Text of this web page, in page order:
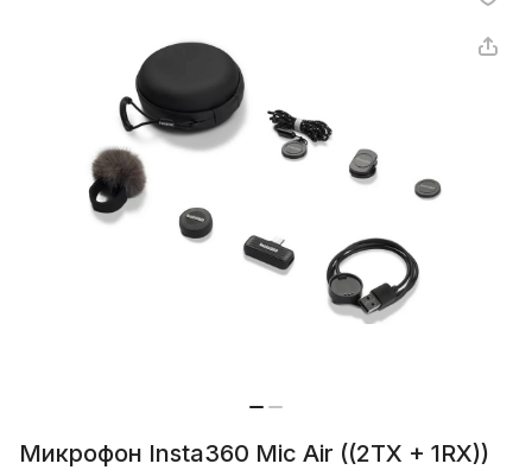
Микрофон Insta360 Mic Air ((2TX + 1RX))